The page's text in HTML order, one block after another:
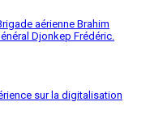
aérienne Brahim
Djonkep Frédéric.
sur la digitalisation